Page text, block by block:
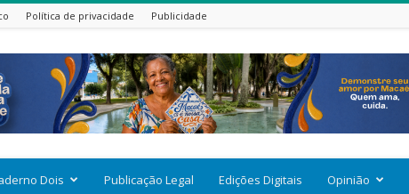
Política de privacidade Publicidade
Dois Publicação Legal Edições Digitais Opinião